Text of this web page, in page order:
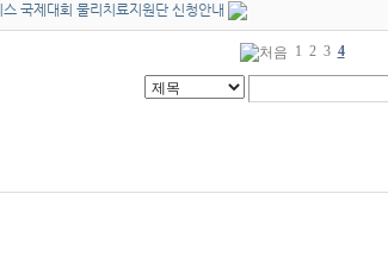
국제대회 물리치료지원단 신청안내
1 2 3 4